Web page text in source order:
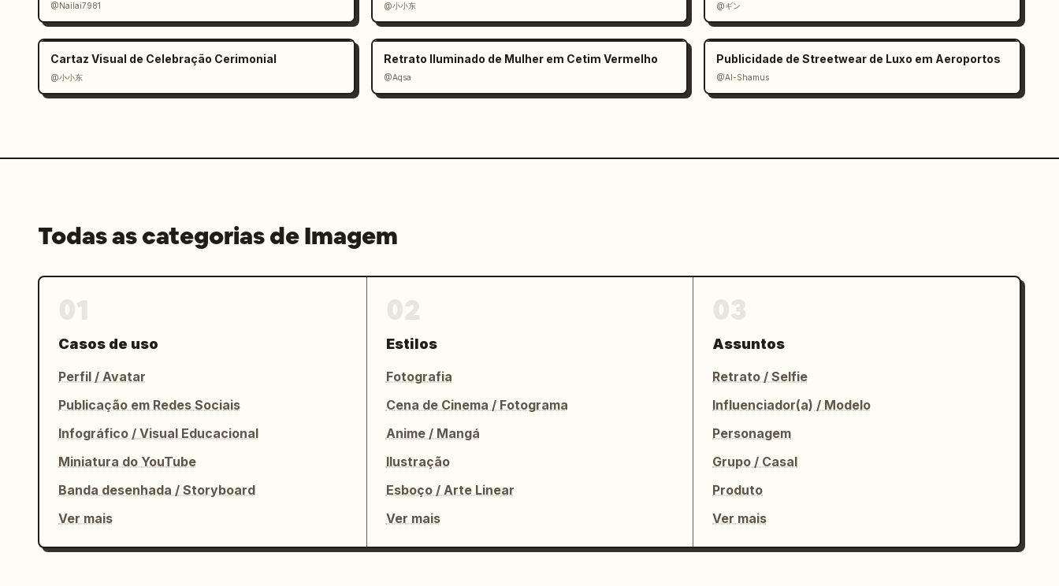
@Nailai7981 @小小东 @ギン
Cartaz Visual de Celebração Cerimonial
@小小东
Retrato Iluminado de Mulher em Cetim Vermelho
@Aqsa
Publicidade de Streetwear de Luxo em Aeroportos
@Al-Shamus
Todas as categorias de Imagem
Casos de uso
Perfil / Avatar
Publicação em Redes Sociais
Infográfico / Visual Educacional
Miniatura do YouTube
Banda desenhada / Storyboard
Ver mais
Estilos
Fotografia
Cena de Cinema / Fotograma
Anime / Mangá
Ilustração
Esboço / Arte Linear
Ver mais
Assuntos
Retrato / Selfie
Influenciador(a) / Modelo
Personagem
Grupo / Casal
Produto
Ver mais